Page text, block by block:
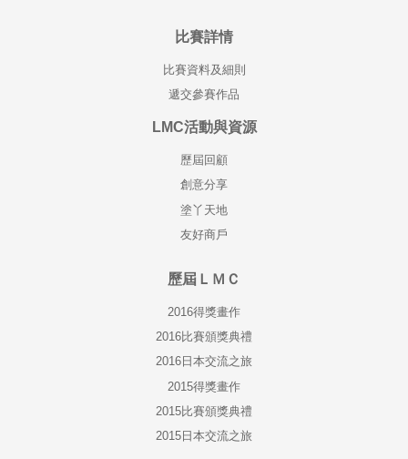
比賽詳情
比賽資料及細則
遞交參賽作品
LMC活動與資源
歷屆回顧
創意分享
塗丫天地
友好商戶
歷屆ＬＭＣ
2016得獎畫作
2016比賽頒獎典禮
2016日本交流之旅
2015得獎畫作
2015比賽頒獎典禮
2015日本交流之旅